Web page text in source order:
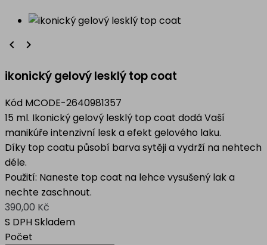
 
ikonický gelový lesklý top coat
Kód MCODE-2640981357
15 ml. Ikonický gelový lesklý top coat dodá Vaší
manikúře intenzivní lesk a efekt gelového laku.
Díky top coatu působí barva sytěji a vydrží na nehtech
déle.
Použití: Naneste top coat na lehce vysušený lak a
nechte zaschnout.
390,00 Kč
S DPHSkladem
Počet